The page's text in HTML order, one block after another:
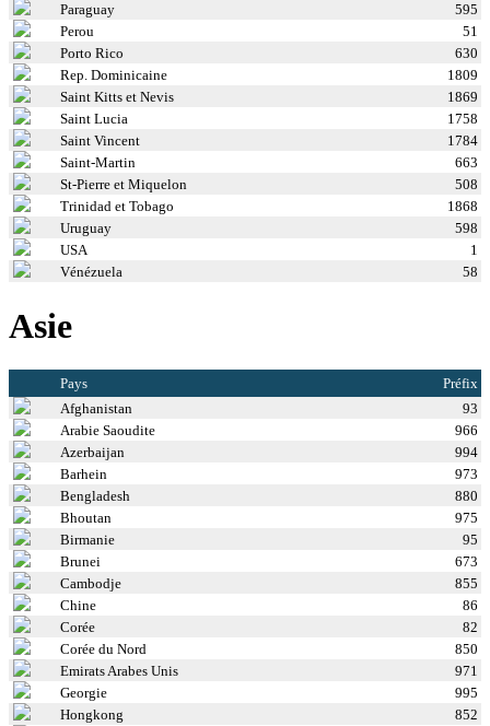
Paraguay
595
Perou
51
Porto Rico
630
Rep. Dominicaine
1809
Saint Kitts et Nevis
1869
Saint Lucia
1758
Saint Vincent
1784
Saint-Martin
663
St-Pierre et Miquelon
508
Trinidad et Tobago
1868
Uruguay
598
USA
1
Vénézuela
58
Asie
Pays
Préfix
Afghanistan
93
Arabie Saoudite
966
Azerbaijan
994
Barhein
973
Bengladesh
880
Bhoutan
975
Birmanie
95
Brunei
673
Cambodje
855
Chine
86
Corée
82
Corée du Nord
850
Emirats Arabes Unis
971
Georgie
995
Hongkong
852